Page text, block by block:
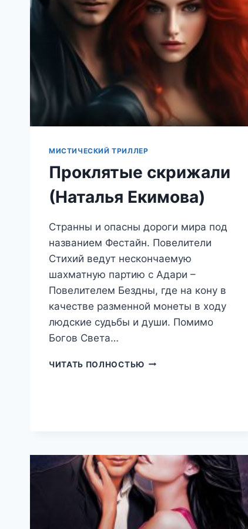
МИСТИЧЕСКИЙ ТРИЛЛЕР
Проклятые скрижали
(Наталья Екимова)
Странны и опасны дороги мира под
названием Фестайн. Повелители
Стихий ведут нескончаемую
шахматную партию с Адари –
Повелителем Бездны, где на кону в
качестве разменной монеты в ходу
людские судьбы и души. Помимо
Богов Света…
ЧИТАТЬ ПОЛНОСТЬЮ ПРОКЛЯТЫЕ